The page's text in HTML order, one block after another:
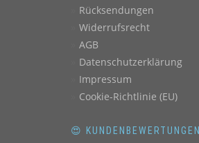
Rücksendungen
Widerrufsrecht
AGB
Datenschutzerklärung
Impressum
Cookie-Richtlinie (EU)
😍 KUNDENBEWERTUNGEN